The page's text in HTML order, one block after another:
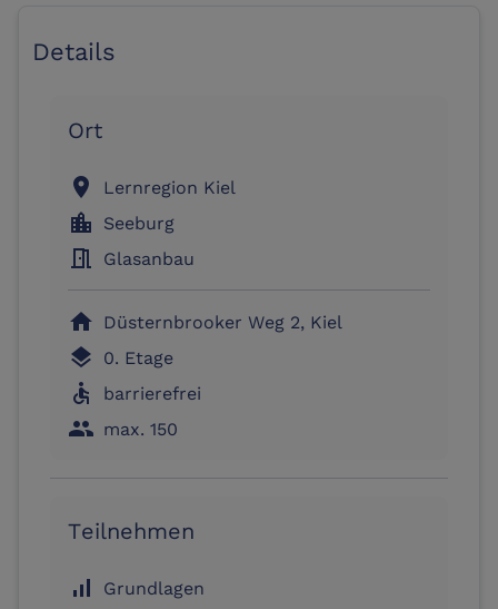
Details
Ort
location_on Lernregion Kiel
location_city Seeburg
meeting_room Glasanbau
home Düsternbrooker Weg 2, Kiel
layers 0. Etage
accessible barrierefrei
people max. 150
Teilnehmen
signal_cellular_alt Grundlagen